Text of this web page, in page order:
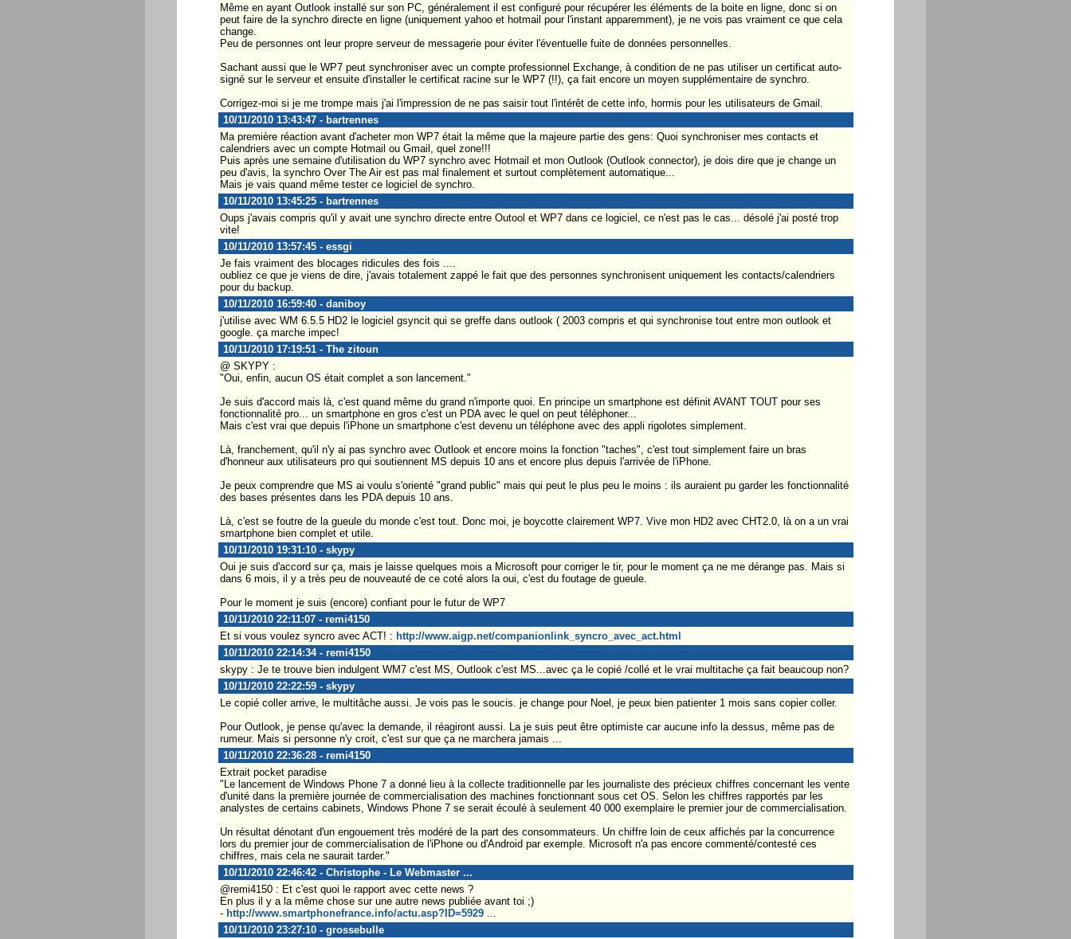
Même en ayant Outlook installé sur son PC, généralement il est configuré pour récupérer les éléments de la boite en ligne, donc si on
peut faire de la synchro directe en ligne (uniquement yahoo et hotmail pour l'instant apparemment), je ne vois pas vraiment ce que cela
change.
Peu de personnes ont leur propre serveur de messagerie pour éviter l'éventuelle fuite de données personnelles.
Sachant aussi que le WP7 peut synchroniser avec un compte professionnel Exchange, à condition de ne pas utiliser un certificat auto-
signé sur le serveur et ensuite d'installer le certificat racine sur le WP7 (!!), ça fait encore un moyen supplémentaire de synchro.
Corrigez-moi si je me trompe mais j'ai l'impression de ne pas saisir tout l'intérêt de cette info, hormis pour les utilisateurs de Gmail.
10/11/2010 13:43:47 - bartrennes
Ma première réaction avant d'acheter mon WP7 était la même que la majeure partie des gens: Quoi synchroniser mes contacts et
calendriers avec un compte Hotmail ou Gmail, quel zone!!!
Puis après une semaine d'utilisation du WP7 synchro avec Hotmail et mon Outlook (Outlook connector), je dois dire que je change un
peu d'avis, la synchro Over The Air est pas mal finalement et surtout complètement automatique...
Mais je vais quand même tester ce logiciel de synchro.
10/11/2010 13:45:25 - bartrennes
Oups j'avais compris qu'il y avait une synchro directe entre Outool et WP7 dans ce logiciel, ce n'est pas le cas... désolé j'ai posté trop
vite!
10/11/2010 13:57:45 - essgi
Je fais vraiment des blocages ridicules des fois ....
oubliez ce que je viens de dire, j'avais totalement zappé le fait que des personnes synchronisent uniquement les contacts/calendriers
pour du backup.
10/11/2010 16:59:40 - daniboy
j'utilise avec WM 6.5.5 HD2 le logiciel gsyncit qui se greffe dans outlook ( 2003 compris et qui synchronise tout entre mon outlook et
google. ça marche impec!
10/11/2010 17:19:51 - The zitoun
@ SKYPY :
"Oui, enfin, aucun OS était complet a son lancement."
Je suis d'accord mais là, c'est quand même du grand n'importe quoi. En principe un smartphone est définit AVANT TOUT pour ses
fonctionnalité pro... un smartphone en gros c'est un PDA avec le quel on peut téléphoner...
Mais c'est vrai que depuis l'iPhone un smartphone c'est devenu un téléphone avec des appli rigolotes simplement.
Là, franchement, qu'il n'y ai pas synchro avec Outlook et encore moins la fonction "taches", c'est tout simplement faire un bras
d'honneur aux utilisateurs pro qui soutiennent MS depuis 10 ans et encore plus depuis l'arrivée de l'iPhone.
Je peux comprendre que MS ai voulu s'orienté "grand public" mais qui peut le plus peu le moins : ils auraient pu garder les fonctionnalité
des bases présentes dans les PDA depuis 10 ans.
Là, c'est se foutre de la gueule du monde c'est tout. Donc moi, je boycotte clairement WP7. Vive mon HD2 avec CHT2.0, là on a un vrai
smartphone bien complet et utile.
10/11/2010 19:31:10 - skypy
Oui je suis d'accord sur ça, mais je laisse quelques mois a Microsoft pour corriger le tir, pour le moment ça ne me dérange pas. Mais si
dans 6 mois, il y a très peu de nouveauté de ce coté alors la oui, c'est du foutage de gueule.
Pour le moment je suis (encore) confiant pour le futur de WP7
10/11/2010 22:11:07 - remi4150
Et si vous voulez syncro avec ACT! : http://www.aigp.net/companionlink_syncro_avec_act.html
10/11/2010 22:14:34 - remi4150
skypy : Je te trouve bien indulgent WM7 c'est MS, Outlook c'est MS...avec ça le copié /collé et le vrai multitache ça fait beaucoup non?
10/11/2010 22:22:59 - skypy
Le copié coller arrive, le multitâche aussi. Je vois pas le soucis. je change pour Noel, je peux bien patienter 1 mois sans copier coller.
Pour Outlook, je pense qu'avec la demande, il réagiront aussi. La je suis peut être optimiste car aucune info la dessus, même pas de
rumeur. Mais si personne n'y croit, c'est sur que ça ne marchera jamais ...
10/11/2010 22:36:28 - remi4150
Extrait pocket paradise
"Le lancement de Windows Phone 7 a donné lieu à la collecte traditionnelle par les journaliste des précieux chiffres concernant les vente
d'unité dans la première journée de commercialisation des machines fonctionnant sous cet OS. Selon les chiffres rapportés par les
analystes de certains cabinets, Windows Phone 7 se serait écoulé à seulement 40 000 exemplaire le premier jour de commercialisation.
Un résultat dénotant d'un engouement très modéré de la part des consommateurs. Un chiffre loin de ceux affichés par la concurrence
lors du premier jour de commercialisation de l'iPhone ou d'Android par exemple. Microsoft n'a pas encore commenté/contesté ces
chiffres, mais cela ne saurait tarder."
10/11/2010 22:46:42 - Christophe - Le Webmaster ...
@remi4150 : Et c'est quoi le rapport avec cette news ?
En plus il y a la même chose sur une autre news publiée avant toi ;)
- http://www.smartphonefrance.info/actu.asp?ID=5929...
10/11/2010 23:27:10 - grossebulle